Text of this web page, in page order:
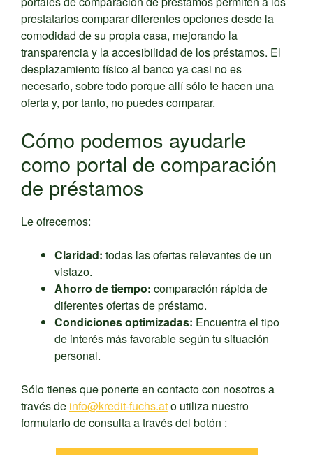
prestatarios comparar diferentes opciones desde la
comodidad de su propia casa, mejorando la
transparencia y la accesibilidad de los préstamos. El
desplazamiento físico al banco ya casi no es
necesario, sobre todo porque allí sólo te hacen una
oferta y, por tanto, no puedes comparar.
Cómo podemos ayudarle
como portal de comparación
de préstamos
Le ofrecemos:
Claridad: todas las ofertas relevantes de un
vistazo.
Ahorro de tiempo: comparación rápida de
diferentes ofertas de préstamo.
Condiciones optimizadas: Encuentra el tipo
de interés más favorable según tu situación
personal.
Sólo tienes que ponerte en contacto con nosotros a
través de info@kredit-fuchs.ato utiliza nuestro
formulario de consulta a través del botón :